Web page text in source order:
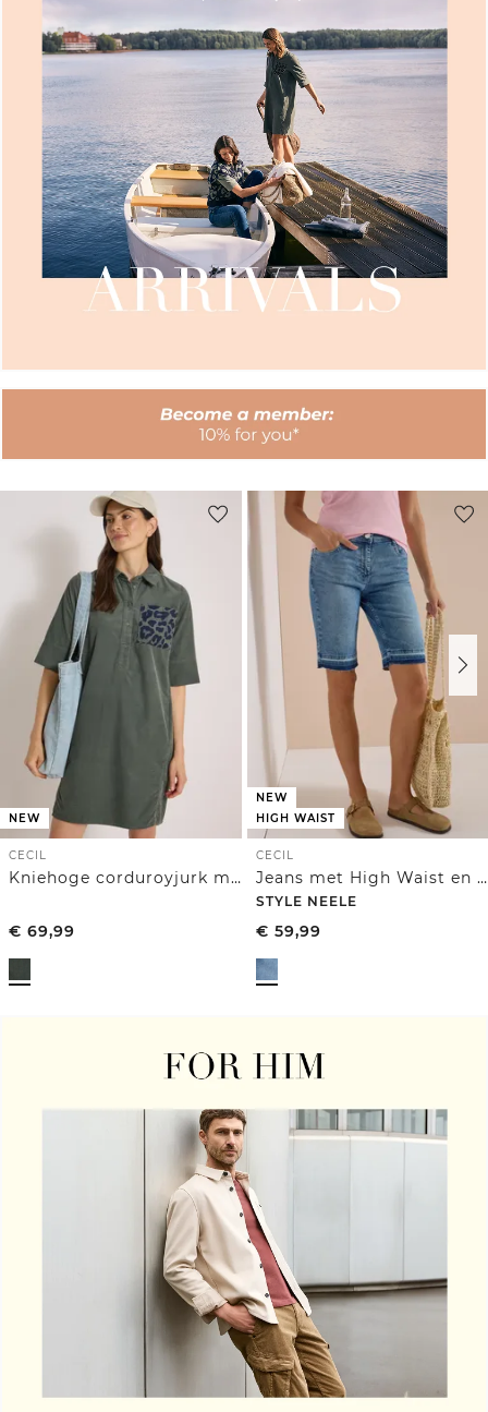
NEW
CECIL
Kniehoge corduroyjurk met luipaardprint op de borstzak
€ 69,99
NEW
HIGH WAIST
CECIL
Jeans met High Waist en Wide Leg pijpen in een Loose Fit pasvorm
STYLE NEELE
€ 59,99